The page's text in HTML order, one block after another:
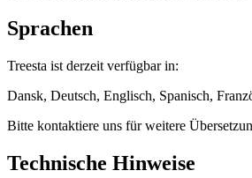
Sprachen
Treesta ist derzeit verfügbar in:
Dansk, Deutsch, Englisch, Spanisch,
Bitte kontaktiere uns für weitere
Technische Hinweise